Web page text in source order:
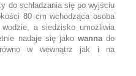
do schładzania się po wyjściu
80 cm wchodząca osoba
a siedzisko umożliwia
nadaje się jako wannado
w wewnątrz jak i na